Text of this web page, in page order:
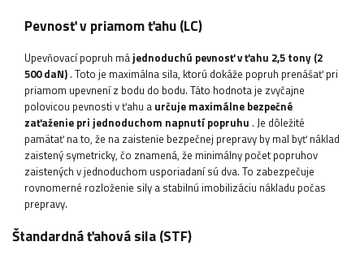
Pevnosť v priamom ťahu (LC)
Upevňovací popruh májednoduchú pevnosť v ťahu 2,5 tony (2
500 daN) . Toto je maximálna sila, ktorú dokáže popruh prenášať pri
priamom upevnení z bodu do bodu. Táto hodnota je zvyčajne
polovicou pevnosti v ťahu a určuje maximálne bezpečné
zaťaženie pri jednoduchom napnutí popruhu . Je dôležité
pamätať na to, že na zaistenie bezpečnej prepravy by mal byť náklad
zaistený symetricky, čo znamená, že minimálny počet popruhov
zaistených v jednoduchom usporiadaní sú dva. To zabezpečuje
rovnomerné rozloženie sily a stabilnú imobilizáciu nákladu počas
prepravy.
Štandardná ťahová sila (STF)